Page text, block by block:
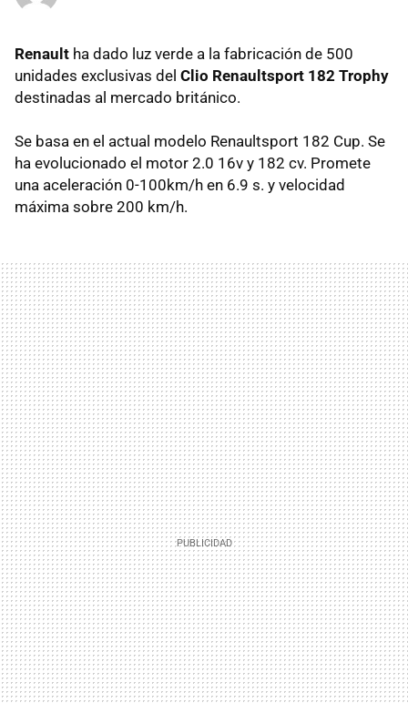
Renault ha dado luz verde a la fabricación de 500
unidades exclusivas del Clio Renaultsport 182 Trophy
destinadas al mercado británico.
Se basa en el actual modelo Renaultsport 182 Cup. Se
ha evolucionado el motor 2.0 16v y 182 cv. Promete
una aceleración 0-100km/h en 6.9 s. y velocidad
máxima sobre 200 km/h.